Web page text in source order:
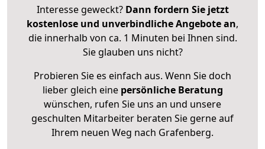
Interesse geweckt? Dann fordern Sie jetzt
kostenlose und unverbindliche Angebote an,
die innerhalb von ca. 1 Minuten bei Ihnen sind.
Sie glauben uns nicht?
Probieren Sie es einfach aus. Wenn Sie doch
lieber gleich eine persönliche Beratung
wünschen, rufen Sie uns an und unsere
geschulten Mitarbeiter beraten Sie gerne auf
Ihrem neuen Weg nach Grafenberg.